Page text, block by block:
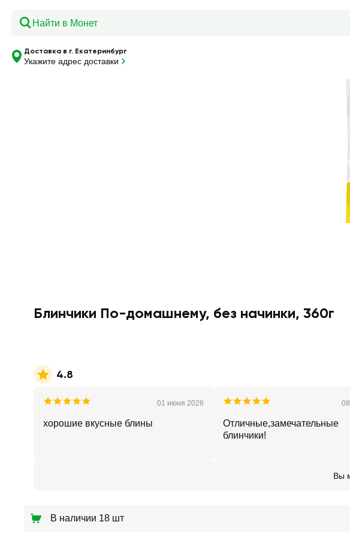
Доставка в г. Екатеринбург
Укажите адрес доставки
Главная — Каталог — Блинчики По-домашнему, без начинки, 360г
Блинчики По-домашнему, без начинки, 360г
4.8
01 июня 2026
хорошие вкусные блины
Отличные,замечательные
блинчики!
Вы
В наличии 18 шт